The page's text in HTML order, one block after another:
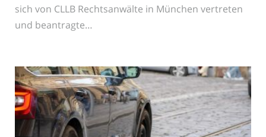
sich von CLLB Rechtsanwälte in München vertreten
und beantragte…